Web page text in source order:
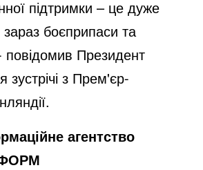
підтримки – це дуже
зараз боєприпаси та
повідомив Президент
зустрічі з Прем'єр-
агентство